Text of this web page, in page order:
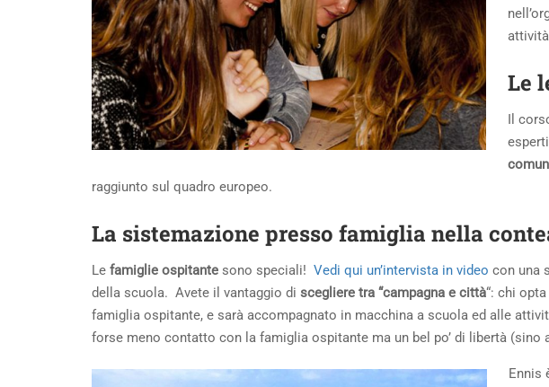
Le
Il
raggiunto sul quadro europeo.
La sistemazione presso famiglia nella
Le famiglie ospitante sono speciali! Vedi qui un’intervista in video con una
della scuola. Avete il vantaggio di scegliere tra “campagna e città“: chi
famiglia ospitante, e sarà accompagnato in macchina a scuola ed alle
forse meno contatto con la famiglia ospitante ma un bel po’ di libertà (sino
Ennis